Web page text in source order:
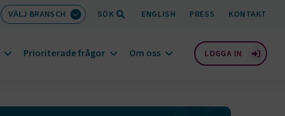
VÄLJ BRANSCH SÖK ENGLISH PRESS KONTAKT
Prioriterade frågor Om oss LOGGA IN